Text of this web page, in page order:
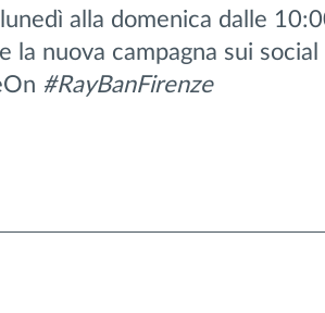
alla domenica dalle
la nuova campagna sui
#RayBanFirenze